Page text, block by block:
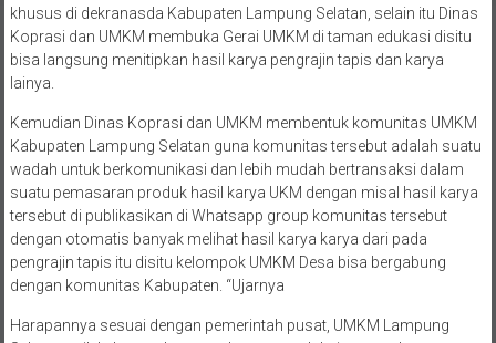
khusus di dekranasda Kabupaten Lampung Selatan, selain itu Dinas
Koprasi dan UMKM membuka Gerai UMKM di taman edukasi disitu
bisa langsung menitipkan hasil karya pengrajin tapis dan karya
lainya.
Kemudian Dinas Koprasi dan UMKM membentuk komunitas UMKM
Kabupaten Lampung Selatan guna komunitas tersebut adalah suatu
wadah untuk berkomunikasi dan lebih mudah bertransaksi dalam
suatu pemasaran produk hasil karya UKM dengan misal hasil karya
tersebut di publikasikan di Whatsapp group komunitas tersebut
dengan otomatis banyak melihat hasil karya karya dari pada
pengrajin tapis itu disitu kelompok UMKM Desa bisa bergabung
dengan komunitas Kabupaten. “Ujarnya
Harapannya sesuai dengan pemerintah pusat, UMKM Lampung